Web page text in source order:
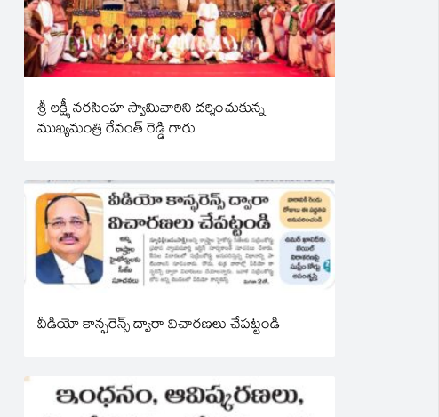
శ్రీ లక్ష్మీ నరసింహ స్వామివారిని దర్శించుకున్న
ముఖ్యమంత్రి రేవంత్ రెడ్డి గారు
వీడియో కాన్ఫరెన్స్ ద్వారా విచారణలు చేపట్టండి